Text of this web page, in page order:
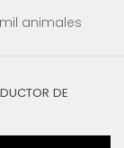
animales
DE